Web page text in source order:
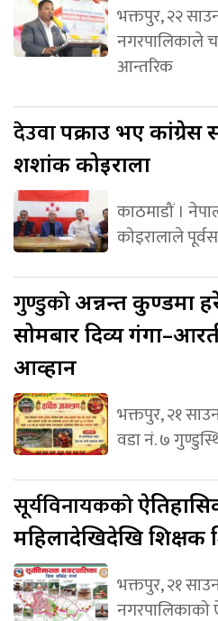
भक्तपुर, २२
नगरपालिकाले
आन्तरिक
देउवापक्राउ भए कांग्रेस
शशांक कोइराला
काठमाडौं ।
कोइरालाले
गुण्डुकोअन्नन्त कुण्डमा
सोमबार दिव्य
आव्हान
भक्तपुर, २१
वडा नं. ७
सूर्यविनायकको
महिलादेखिदेखि शिक्षक
भक्तपुर, २१
नगरपालिकाको